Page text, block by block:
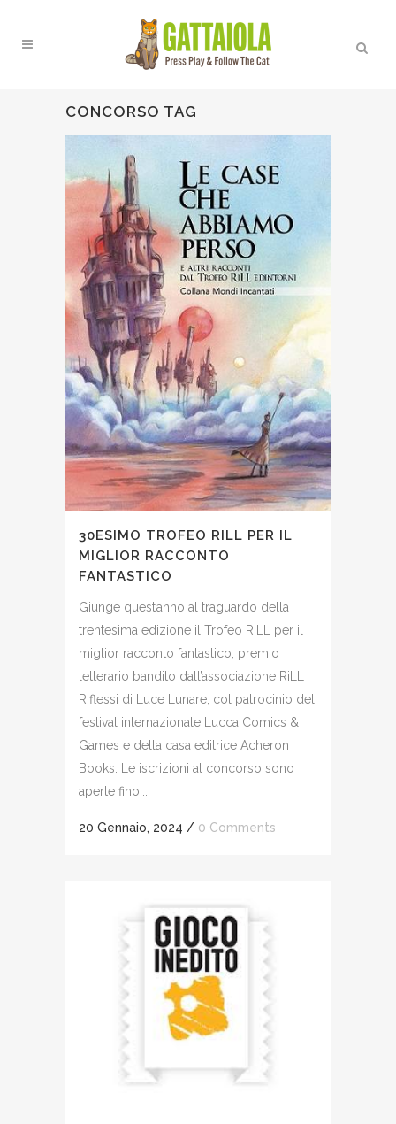
CONCORSO TAG
30ESIMO TROFEO RILL PER IL
MIGLIOR RACCONTO
FANTASTICO
Giunge quest’anno al traguardo della
trentesima edizione il Trofeo RiLL per il
miglior racconto fantastico, premio
letterario bandito dall’associazione RiLL
Riflessi di Luce Lunare, col patrocinio del
festival internazionale Lucca Comics &
Games e della casa editrice Acheron
Books. Le iscrizioni al concorso sono
aperte fino...
20 Gennaio, 2024 / 0 Comments